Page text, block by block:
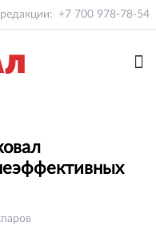
+7 700 978-78-54